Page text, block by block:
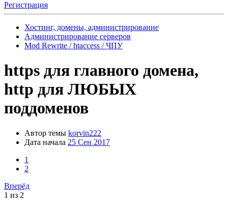
Регистрация
Хостинг, домены, администрирование
Администрирование серверов
Mod Rewrite / htaccess / ЧПУ
https для главного домена,
http для ЛЮБЫХ
поддоменов
Автор темы korvin222
Дата начала 25 Сен 2017
1
2
Вперёд
1 из 2